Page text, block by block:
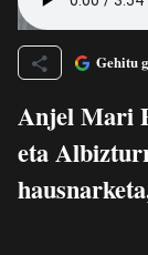
Gehitu
Anjel Mari
eta